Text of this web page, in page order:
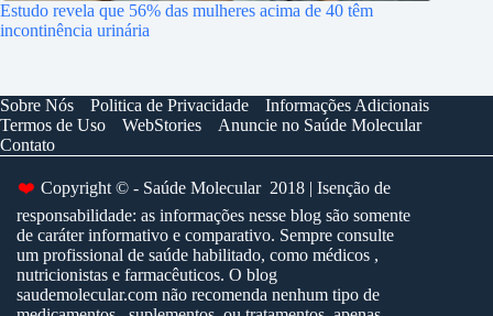
Estudo revela que 56% das mulheres acima de 40 têm
incontinência urinária
Sobre Nós Politica de Privacidade
Informações Adicionais
Termos de Uso
WebStories
Anuncie no Saúde Molecular
Contato
❤️ Copyright © - Saúde Molecular 2018 | Isenção de
responsabilidade: as informações nesse blog são somente
de caráter informativo e comparativo. Sempre consulte
um profissional de saúde habilitado, como médicos ,
nutricionistas e farmacêuticos. O blog
saudemolecular.com não recomenda nenhum tipo de